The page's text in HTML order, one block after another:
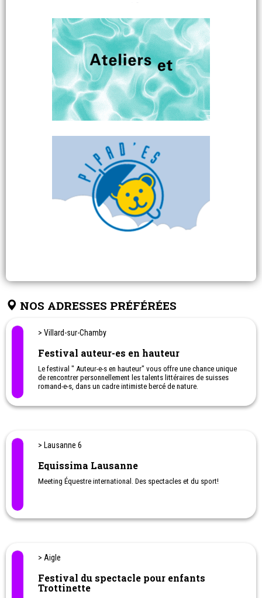
NOS ADRESSES PRÉFÉRÉES
> Villard-sur-Chamby
Festival auteur-es en hauteur
Le festival " Auteur-e-s en hauteur" vous offre une chance unique
de rencontrer personnellement les talents littéraires de suisses
romand-e-s, dans un cadre intimiste bercé de nature.
> Lausanne 6
Equissima Lausanne
Meeting Équestre international. Des spectacles et du sport!
> Aigle
Festival du spectacle pour enfants
Trottinette